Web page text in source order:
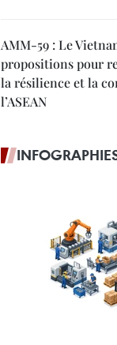
AMM-59 : Le
propositions pour
la résilience et la
l’ASEAN